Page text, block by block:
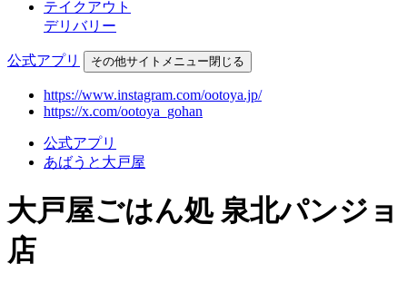
テイクアウト
デリバリー
公式アプリ その他サイトメニュー閉じる
https://www.instagram.com/ootoya.jp/
https://x.com/ootoya_gohan
公式アプリ
あばうと大戸屋
大戸屋ごはん処 泉北パンジョ
店